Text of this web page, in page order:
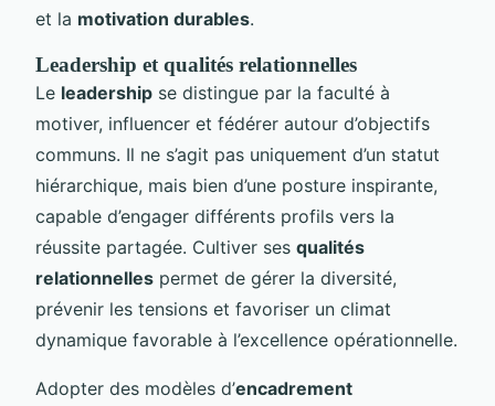
et la motivation durables.
Leadership et qualités relationnelles
Le leadership se distingue par la faculté à
motiver, influencer et fédérer autour d’objectifs
communs. Il ne s’agit pas uniquement d’un statut
hiérarchique, mais bien d’une posture inspirante,
capable d’engager différents profils vers la
réussite partagée. Cultiver ses qualités
relationnelles permet de gérer la diversité,
prévenir les tensions et favoriser un climat
dynamique favorable à l’excellence opérationnelle.
Adopter des modèles d’encadrement